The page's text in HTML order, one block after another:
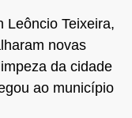
Leôncio Teixeira,
novas
da cidade
ao município